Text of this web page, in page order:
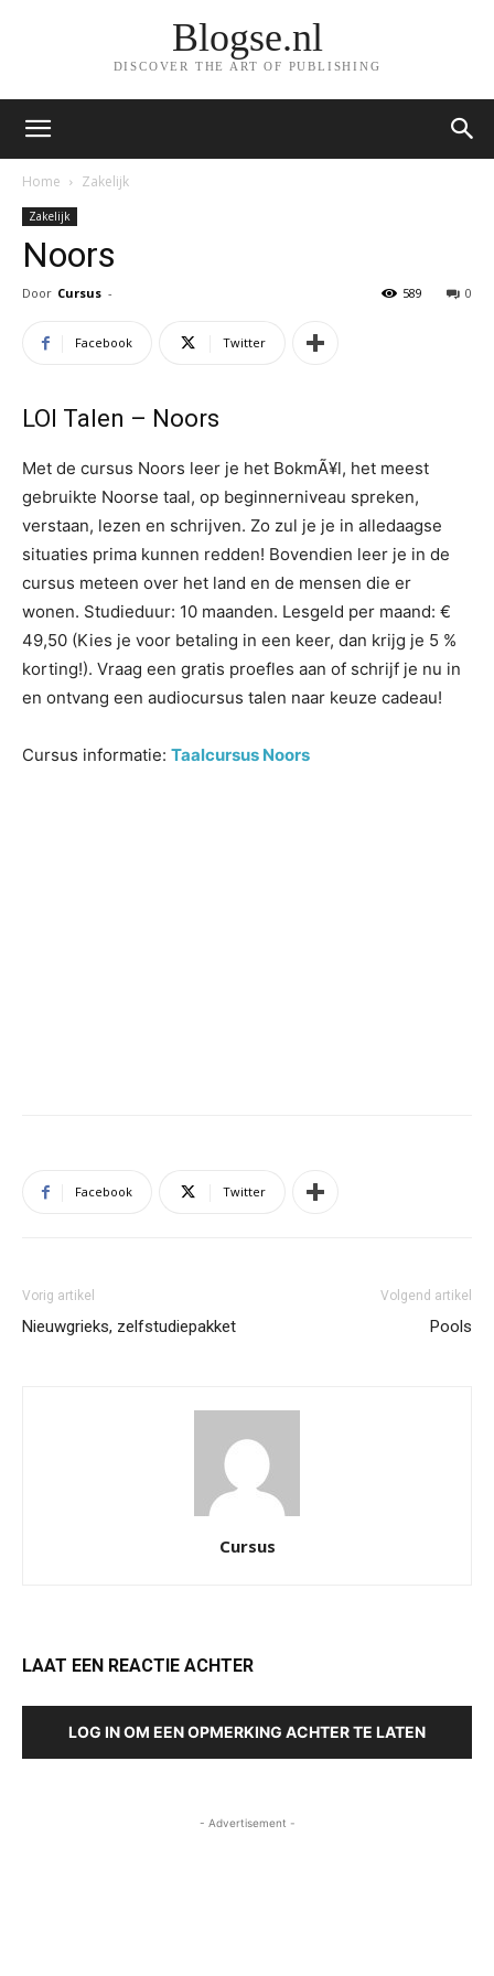
Blogse.nl
DISCOVER THE ART OF PUBLISHING
Home Zakelijk
Zakelijk
Noors
Door Cursus - 0
589
Facebook Twitter
LOI Talen – Noors
Met de cursus Noors leer je het BokmÃ¥l, het meest
gebruikte Noorse taal, op beginnerniveau spreken,
verstaan, lezen en schrijven. Zo zul je je in alledaagse
situaties prima kunnen redden! Bovendien leer je in de
cursus meteen over het land en de mensen die er
wonen. Studieduur: 10 maanden. Lesgeld per maand: €
49,50 (Kies je voor betaling in een keer, dan krijg je 5 %
korting!). Vraag een gratis proefles aan of schrijf je nu in
en ontvang een audiocursus talen naar keuze cadeau!
Cursus informatie: Taalcursus Noors
Facebook Twitter
Vorig artikel
Nieuwgrieks, zelfstudiepakket
Volgend artikel
Pools
Cursus
LAAT EEN REACTIE ACHTER
LOG IN OM EEN OPMERKING ACHTER TE LATEN
- Advertisement -